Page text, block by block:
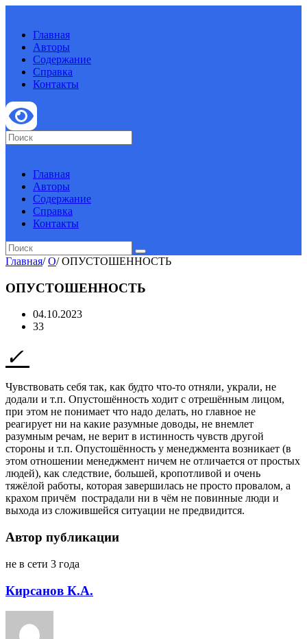
Главная
Авторы
Содержание
Справка
Контакты
Главная
Авторы
Содержание
Справка
Контакты
Главная/ О/ ОПУСТОШЕННОСТЬ
ОПУСТОШЕННОСТЬ
04.10.2023
33
Чувствовать себя так, как будто что-то отняли, украли, не
додали и т.п. Опустошённость ходит с отрешённым лицом,
при этом не понимает что надо делать, но главное не
реагирует ни на какие разумные доводы, не внемлет
разумным речам, не верит в истинность чувств другой
стороны и т.п. Опустошённость у менеджмента возникает (в
этом отношении менеджмент ничем не отличается от простых
людей), как следствие, большей, кропотливой и очень
тяжёлой работы, которая завершилась не просто провалом, а
крахом причём пострадали ни в чём не повинные люди и
выхода из сложившейся ситуации не предвидится.
Автор публикации
не в сети 3 года
Кирсанов К.А.